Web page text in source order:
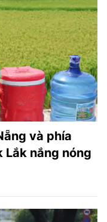
và phía
Lắk nắng nóng